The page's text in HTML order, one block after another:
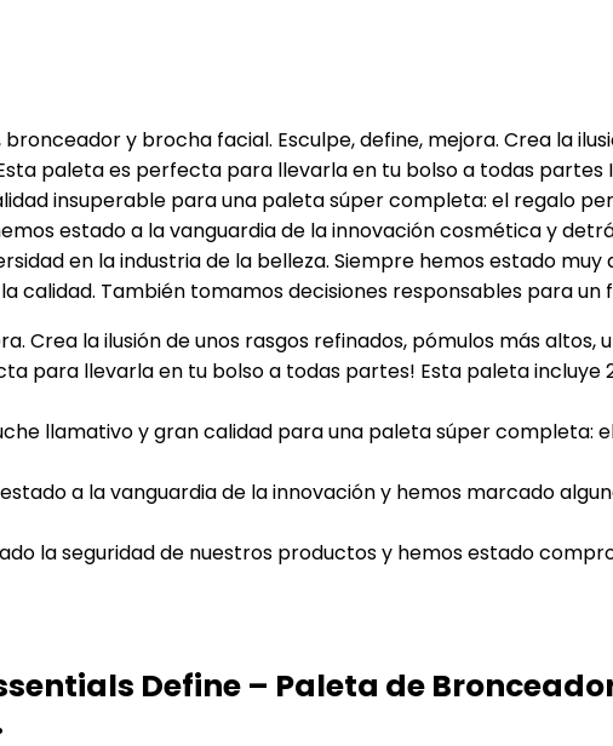
y brocha facial. Esculpe, define, mejora. Crea la
paleta es perfecta para llevarla en tu bolso a todas
insuperable para una paleta súper completa: el regalo
estado a la vanguardia de la innovación cosmética y
en la industria de la belleza. Siempre hemos estado
También tomamos decisiones responsables para un
Crea la ilusión de unos rasgos refinados, pómulos más
para llevarla en tu bolso a todas partes! Esta paleta
estuche llamativo y gran calidad para una paleta súper
estado a la vanguardia de la innovación y hemos marcado
la seguridad de nuestros productos y hemos estado
Define – Paleta de